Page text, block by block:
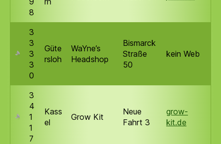
8
3
3
3
3
0
Güte
rsloh
WaYne’s
Headshop
Bismarck
Straße
50
kein Web
3
4
1
1
7
Kass
el
Grow Kit
Neue
Fahrt 3
grow-
kit.de